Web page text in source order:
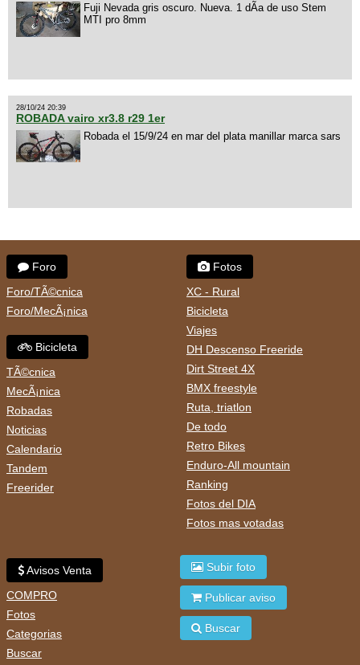
Fuji Nevada gris oscuro. Nueva. 1 dÃ­a de uso Stem
MTI pro 8mm
28/10/24 20:39
ROBADA vairo xr3.8 r29 1er
Robada el 15/9/24 en mar del plata manillar marca sars
Foro
Foro/TÃ©cnica
Foro/MecÃ¡nica
Bicicleta
TÃ©cnica
MecÃ¡nica
Robadas
Noticias
Calendario
Tandem
Freerider
Fotos
XC - Rural
Bicicleta
Viajes
DH Descenso Freeride
Dirt Street 4X
BMX freestyle
Ruta, triatlon
De todo
Retro Bikes
Enduro-All mountain
Ranking
Fotos del DIA
Fotos mas votadas
Avisos Venta
COMPRO
Fotos
Categorias
Buscar
Subir foto
Publicar aviso
Buscar